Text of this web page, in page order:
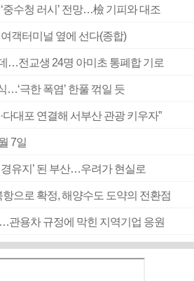
중수청 러시’ 전망…檢 기피와 대조
객터미널 옆에 선다(종합)
…전교생 24명 아미초 통폐합 기로
…‘극한 폭염’ 한풀 꺾일 듯
다대포 연결해 서부산 관광 키우자”
7일
유지’ 된 부산…우려가 현실로
으로 확정, 해양수도 도약의 전환점
관용차 규정에 막힌 지역기업 응원